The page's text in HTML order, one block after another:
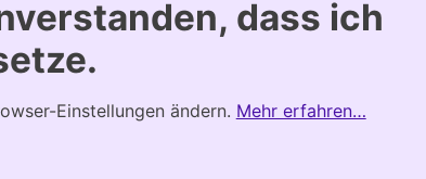
dass ich
Einstellungen ändern. Mehr erfahren…